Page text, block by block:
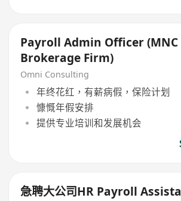
Payroll Admin Officer (MNC
Brokerage Firm)
Omni Consulting
年终花红，有薪病假，保险计划
慷慨年假安排
提供专业培训和发展机会
急聘大公司HR Payroll